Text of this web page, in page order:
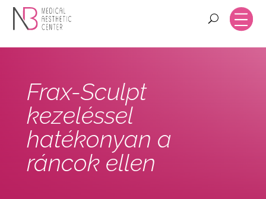
Frax-Sculpt
kezeléssel
hatékonyan a
ráncok ellen